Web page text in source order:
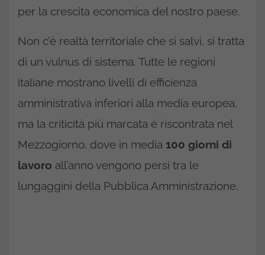
per la crescita economica del nostro paese.
Non c’è realtà territoriale che si salvi, si tratta
di un vulnus di sistema. Tutte le regioni
italiane mostrano livelli di efficienza
amministrativa inferiori alla media europea,
ma la criticità più marcata è riscontrata nel
Mezzogiorno, dove in media 100 giorni di
lavoro all’anno vengono persi tra le
lungaggini della Pubblica Amministrazione.